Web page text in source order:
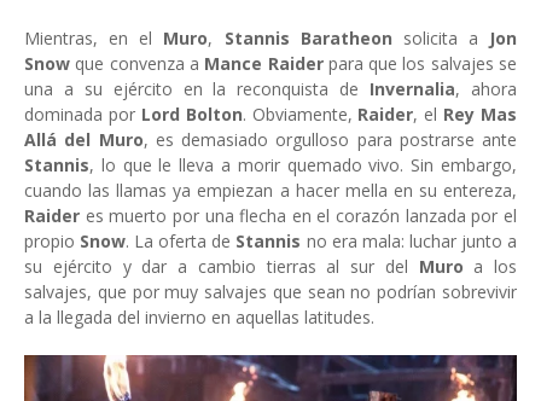
Mientras, en el Muro, Stannis Baratheon solicita a Jon
Snow que convenza a Mance Raiderpara que los salvajes se
una a su ejército en la reconquista de Invernalia, ahora
dominada por Lord Bolton. Obviamente, Raider, el Rey Mas
Allá del Muro, es demasiado orgulloso para postrarse ante
Stannis, lo que le lleva a morir quemado vivo. Sin embargo,
cuando las llamas ya empiezan a hacer mella en su entereza,
Raider es muerto por una flecha en el corazón lanzada por el
propio Snow. La oferta de Stannis no era mala: luchar junto a
su ejército y dar a cambio tierras al sur del Muro a los
salvajes, que por muy salvajes que sean no podrían sobrevivir
a la llegada del invierno en aquellas latitudes.